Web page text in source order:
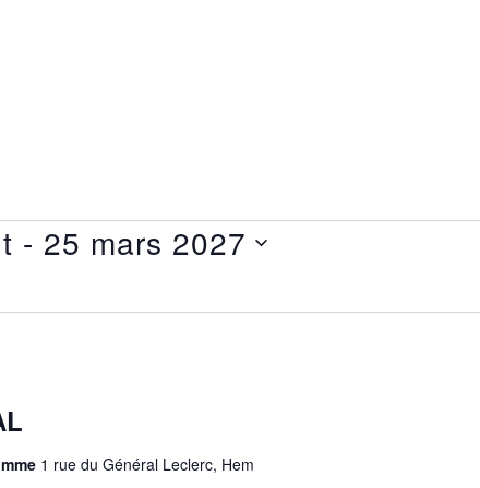
- 25 mars 2027
1 rue du Général Leclerc, Hem